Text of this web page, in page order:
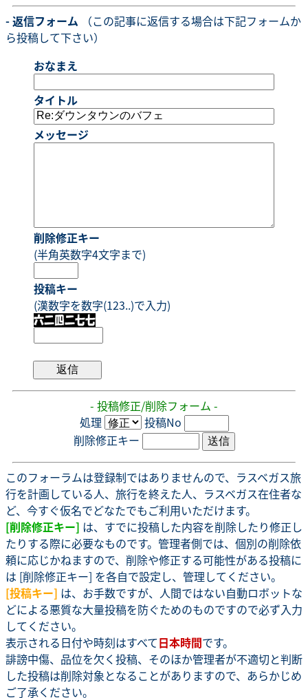
- 返信フォーム （この記事に返信する場合は下記フォームか
ら投稿して下さい）
おなまえ
タイトル
メッセージ
削除修正キー
(半角英数字4文字まで)
投稿キー
(漢数字を数字(123..)で入力)
- 投稿修正/削除フォーム -
処理
投稿No
削除修正キー
このフォーラムは登録制ではありませんので、ラスベガス旅
行を計画している人、旅行を終えた人、ラスベガス在住者な
ど、今すぐ仮名でどなたでもご利用いただけます。
[削除修正キー] は、すでに投稿した内容を削除したり修正し
たりする際に必要なものです。管理者側では、個別の削除依
頼に応じかねますので、削除や修正する可能性がある投稿に
は [削除修正キー] を各自で設定し、管理してください。
[投稿キー] は、お手数ですが、人間ではない自動ロボットな
どによる悪質な大量投稿を防ぐためのものですので必ず入力
してください。
表示される日付や時刻はすべて日本時間です。
誹謗中傷、品位を欠く投稿、そのほか管理者が不適切と判断
した投稿は削除対象となることがありますので、あらかじめ
ご了承ください。